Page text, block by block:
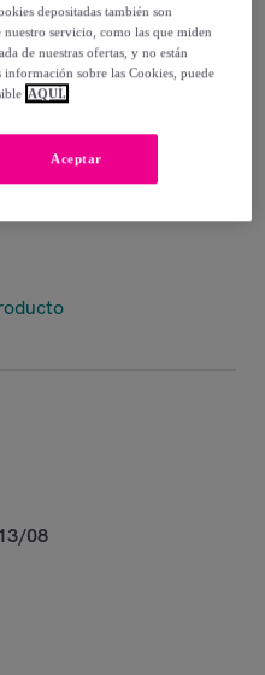
producto,ver condiciones
08
depositadas también son
servicio, como las que miden
de nuestras ofertas, y no están
información sobre las Cookies, puede
AQUÍ.
Aceptar